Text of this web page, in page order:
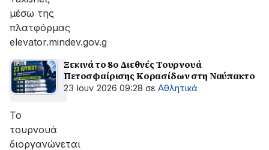
μέσω της
πλατφόρμας
elevator.mindev.gov.g
Ξεκινά το 8ο Διεθνές Τουρνουά
Πετοσφαίρισης Κορασίδων στη Ναύπακτο
23 Ιουν 2026 09:28 σε Αθλητικά
Το
τουρνουά
διοργανώνεται